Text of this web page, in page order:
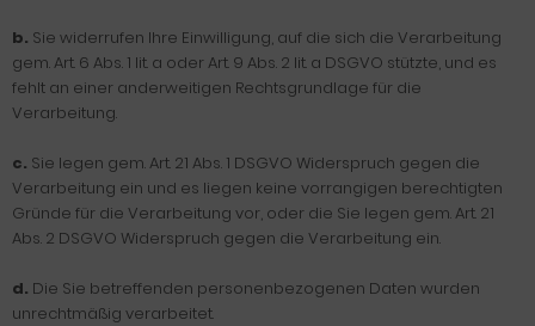
b. Sie widerrufen Ihre Einwilligung, auf die sich die Verarbeitung
gem. Art. 6 Abs. 1 lit. a oder Art. 9 Abs. 2 lit. a DSGVO stützte, und es
fehlt an einer anderweitigen Rechtsgrundlage für die
Verarbeitung.
c. Sie legen gem. Art. 21 Abs. 1 DSGVO Widerspruch gegen die
Verarbeitung ein und es liegen keine vorrangigen berechtigten
Gründe für die Verarbeitung vor, oder die Sie legen gem. Art. 21
Abs. 2 DSGVO Widerspruch gegen die Verarbeitung ein.
d. Die Sie betreffenden personenbezogenen Daten wurden
unrechtmäßig verarbeitet.